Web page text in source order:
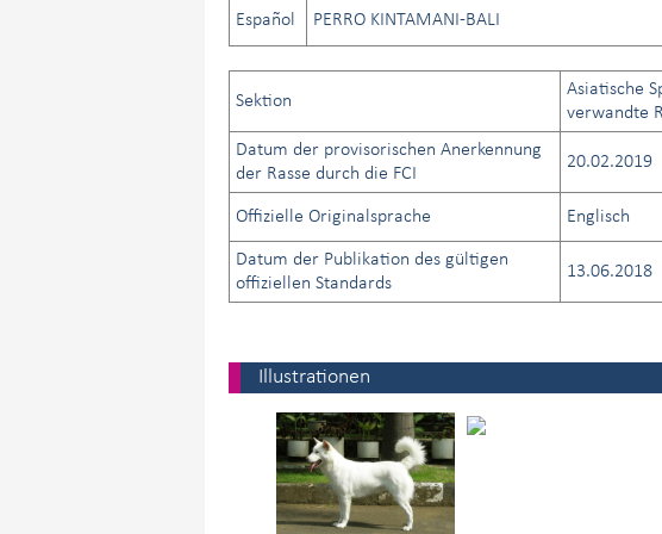
Español PERRO KINTAMANI-BALI
Sektion
Asiatische
verwandte
Datum der provisorischen Anerkennung
der Rasse durch die FCI
20.02.2019
Offizielle Originalsprache Englisch
Datum der Publikation des gültigen
offiziellen Standards
13.06.2018
Illustrationen